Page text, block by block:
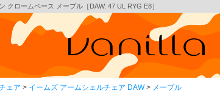
クロームベース メープル［DAW. 47 UL RYG E8］
ェア イームズ アームシェルチェア DAW メープル